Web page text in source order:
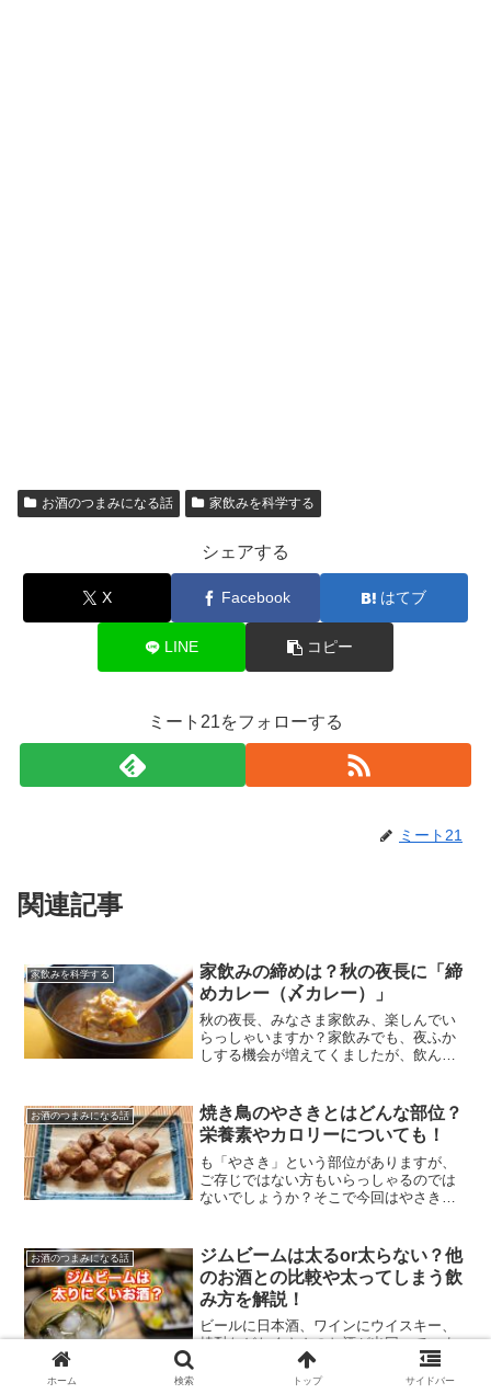
お酒のつまみになる話 家飲みを科学する
シェアする
X Facebook はてブ
LINE コピー
ミート21をフォローする
ミート21
関連記事
家飲みを科学する
家飲みの締めは？秋の夜長に「締
めカレー（〆カレー）」
秋の夜長、みなさま家飲み、楽しんでい
らっしゃいますか？家飲みでも、夜ふか
しする機会が増えてくましたが、飲んだ
でいるのが「締めカレー」なのです！
お酒のつまみになる話
焼き鳥のやさきとはどんな部位？
栄養素やカロリーについても！
も「やさき」という部位がありますが、
ご存じではない方もいらっしゃるのでは
ないでしょうか？そこで今回はやさきと
います！
お酒のつまみになる話
ジムビームは太るor太らない？他
のお酒との比較や太ってしまう飲
み方を解説！
ビールに日本酒、ワインにウイスキー、
焼酎などたくさんのお酒が出回っていま
す。その中でも、とりあえずビールから
飲み始める人は多いことでしょう。では
ホーム 検索 トップ サイドバー